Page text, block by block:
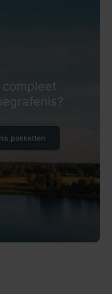
pakketten